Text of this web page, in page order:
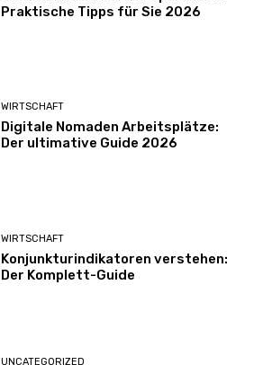
Praktische Tipps für Sie 2026
WIRTSCHAFT
Digitale Nomaden Arbeitsplätze:
Der ultimative Guide 2026
WIRTSCHAFT
Konjunkturindikatoren verstehen:
Der Komplett-Guide
UNCATEGORIZED